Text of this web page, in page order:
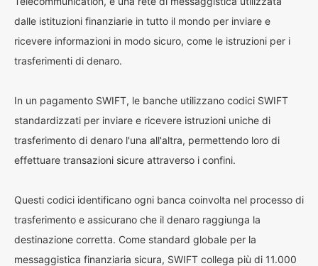
dalle istituzioni finanziarie in tutto il mondo per inviare e
ricevere informazioni in modo sicuro, come le istruzioni per i
trasferimenti di denaro.
In un pagamento SWIFT, le banche utilizzano codici SWIFT
standardizzati per inviare e ricevere istruzioni uniche di
trasferimento di denaro l'una all'altra, permettendo loro di
effettuare transazioni sicure attraverso i confini.
Questi codici identificano ogni banca coinvolta nel processo di
trasferimento e assicurano che il denaro raggiunga la
destinazione corretta. Come standard globale per la
messaggistica finanziaria sicura, SWIFT collega più di 11.000